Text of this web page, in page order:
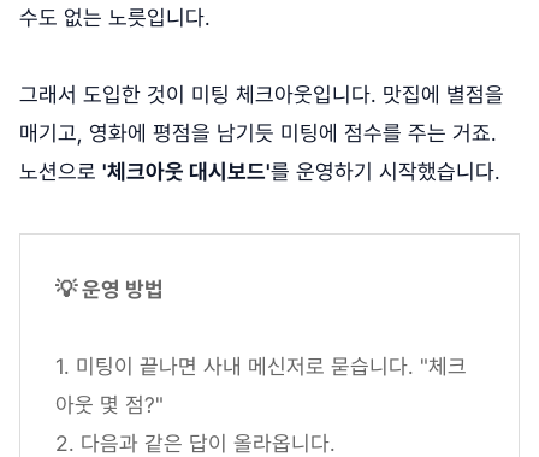
수도 없는 노릇입니다.
그래서 도입한 것이 미팅 체크아웃입니다. 맛집에 별점을
매기고, 영화에 평점을 남기듯 미팅에 점수를 주는 거죠.
노션으로 '체크아웃 대시보드'를 운영하기 시작했습니다.
💡 운영 방법
1. 미팅이 끝나면 사내 메신저로 묻습니다. "체크
아웃 몇 점?"
2. 다음과 같은 답이 올라옵니다.